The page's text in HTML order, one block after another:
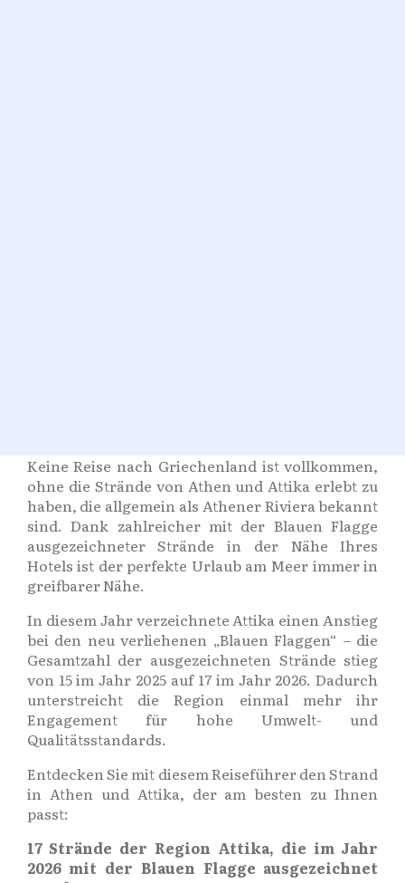
Keine Reise nach Griechenland ist vollkommen,
ohne die Strände von Athen und Attika erlebt zu
haben, die allgemein als Athener Riviera bekannt
sind. Dank zahlreicher mit der Blauen Flagge
ausgezeichneter Strände in der Nähe Ihres
Hotels ist der perfekte Urlaub am Meer immer in
greifbarer Nähe.
In diesem Jahr verzeichnete Attika einen Anstieg
bei den neu verliehenen „Blauen Flaggen“ – die
Gesamtzahl der ausgezeichneten Strände stieg
von 15 im Jahr 2025 auf 17 im Jahr 2026. Dadurch
unterstreicht die Region einmal mehr ihr
Engagement für hohe Umwelt- und
Qualitätsstandards.
Entdecken Sie mit diesem Reiseführer den Strand
in Athen und Attika, der am besten zu Ihnen
passt:
17 Strände der Region Attika, die im Jahr
2026 mit der Blauen Flagge ausgezeichnet